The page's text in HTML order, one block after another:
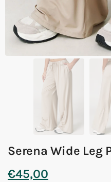
Serena Wide Leg
€45,00